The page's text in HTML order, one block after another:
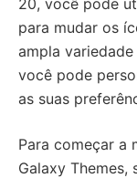
20, você pode
para mudar os
ampla
você pode
as suas
Para começar a
Galaxy Themes,